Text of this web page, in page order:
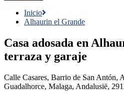
Inicio
Alhaurin el Grande
Casa adosada en
terraza y garaje
Calle Casares, Barrio de San Antón,
Guadalhorce, Malaga, Andalusië,